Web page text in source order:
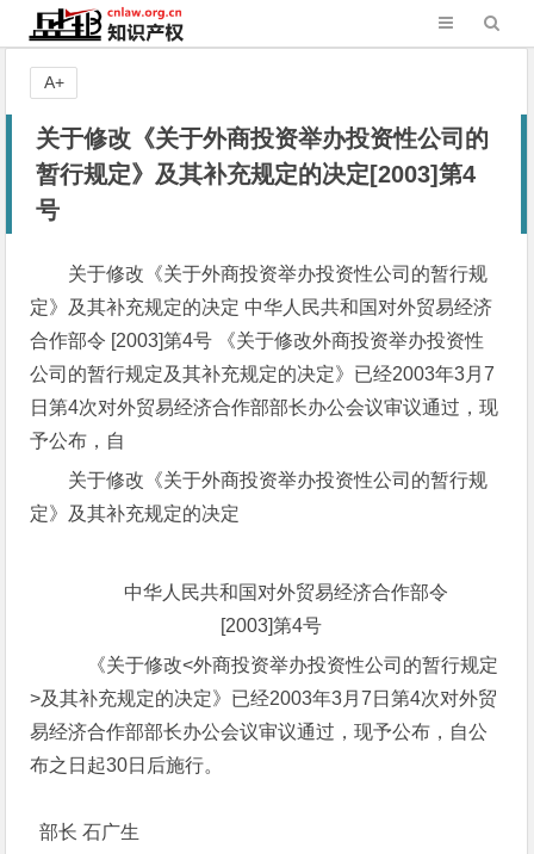
关于修改《关于外商投资举办投资性公司的
暂行规定》及其补充规定的决定[2003]第4
号
关于修改《关于外商投资举办投资性公司的暂行规
定》及其补充规定的决定 中华人民共和国对外贸易经济
合作部令 [2003]第4号 《关于修改外商投资举办投资性
公司的暂行规定及其补充规定的决定》已经2003年3月7
日第4次对外贸易经济合作部部长办公会议审议通过，现
予公布，自
关于修改《关于外商投资举办投资性公司的暂行规
定》及其补充规定的决定
中华人民共和国对外贸易经济合作部令
[2003]第4号
《关于修改<外商投资举办投资性公司的暂行规定
>及其补充规定的决定》已经2003年3月7日第4次对外贸
易经济合作部部长办公会议审议通过，现予公布，自公
布之日起30日后施行。
部长 石广生
A+